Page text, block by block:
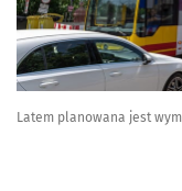
Latem planowana jest